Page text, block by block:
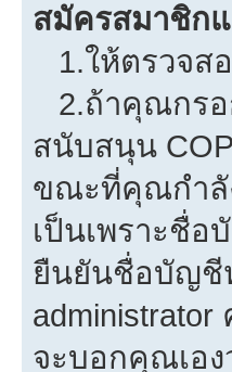
สมัครสมาชิก
1.ให้ตรวจส
2.ถ้าคุณกรอ
สนับสนุน
ขณะที่คุณกำลั
เป็นเพราะชื่
ยืนยันชื่อบัญชี
จะบอกคุณเอ